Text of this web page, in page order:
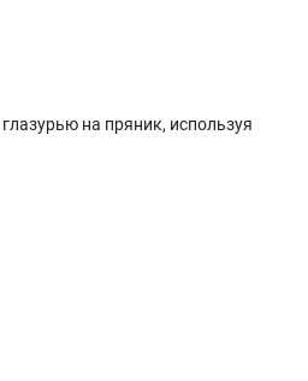
на пряник, используя